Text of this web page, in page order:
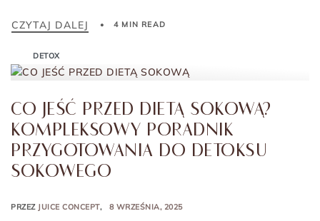
CZYTAJ DALEJ 4 MIN READ
DETOX
CO JEŚĆ PRZED DIETĄ SOKOWĄ?
KOMPLEKSOWY PORADNIK
PRZYGOTOWANIA DO DETOKSU
SOKOWEGO
PRZEZ JUICE CONCEPT 8 WRZEŚNIA, 2025